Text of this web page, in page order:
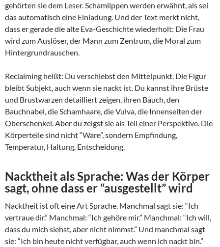
gehörten sie dem Leser. Schamlippen werden erwähnt, als sei
das automatisch eine Einladung. Und der Text merkt nicht,
dass er gerade die alte Eva-Geschichte wiederholt: Die Frau
wird zum Auslöser, der Mann zum Zentrum, die Moral zum
Hintergrundrauschen.
Reclaiming heißt: Du verschiebst den Mittelpunkt. Die Figur
bleibt Subjekt, auch wenn sie nackt ist. Du kannst ihre Brüste
und Brustwarzen detailliert zeigen, ihren Bauch, den
Bauchnabel, die Schamhaare, die Vulva, die Innenseiten der
Oberschenkel. Aber du zeigst sie als Teil einer Perspektive. Die
Körperteile sind nicht “Ware”, sondern Empfindung,
Temperatur, Haltung, Entscheidung.
Nacktheit als Sprache: Was der Körper
sagt, ohne dass er “ausgestellt” wird
Nacktheit ist oft eine Art Sprache. Manchmal sagt sie: “Ich
vertraue dir.” Manchmal: “Ich gehöre mir.” Manchmal: “Ich will,
dass du mich siehst, aber nicht nimmst.” Und manchmal sagt
sie: “Ich bin heute nicht verfügbar, auch wenn ich nackt bin.”